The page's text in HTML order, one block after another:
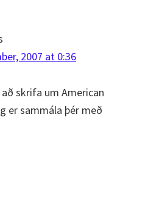
2007 at 0:36
skrifa um American
er sammála þér með